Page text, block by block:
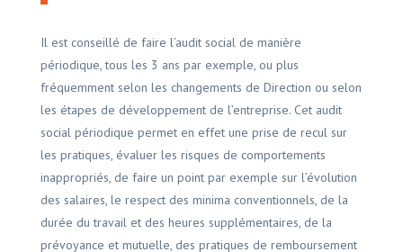
Il est conseillé de faire l’audit social de manière
périodique, tous les 3 ans par exemple, ou plus
fréquemment selon les changements de Direction ou selon
les étapes de développement de l’entreprise. Cet audit
social périodique permet en effet une prise de recul sur
les pratiques, évaluer les risques de comportements
inappropriés, de faire un point par exemple sur l’évolution
des salaires, le respect des minima conventionnels, de la
durée du travail et des heures supplémentaires, de la
prévoyance et mutuelle, des pratiques de remboursement